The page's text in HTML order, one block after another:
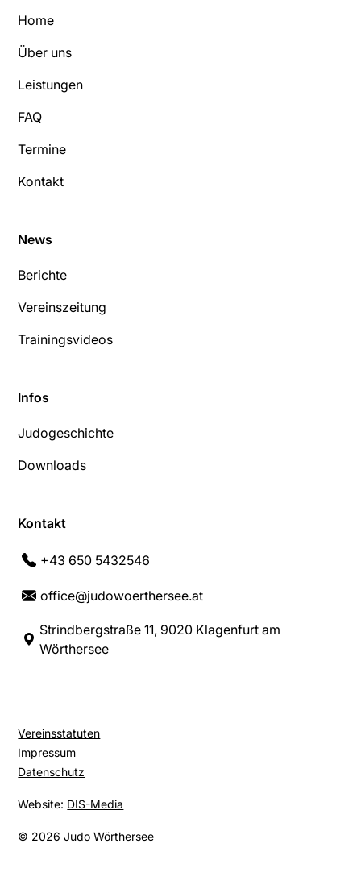
Home
Über uns
Leistungen
FAQ
Termine
Kontakt
News
Berichte
Vereinszeitung
Trainingsvideos
Infos
Judogeschichte
Downloads
Kontakt
+43 650 5432546
office@judowoerthersee.at
Strindbergstraße 11, 9020 Klagenfurt am
Wörthersee
© 2026 Judo Wörthersee
Vereinsstatuten
Impressum
Datenschutz
Website: DIS-Media